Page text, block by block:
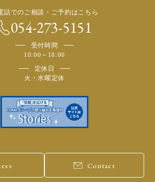
話でのご相談・ご予約はこちら
054-273-5151
受付時間
10:00～18:00
定休日
火・水曜定休
Contact